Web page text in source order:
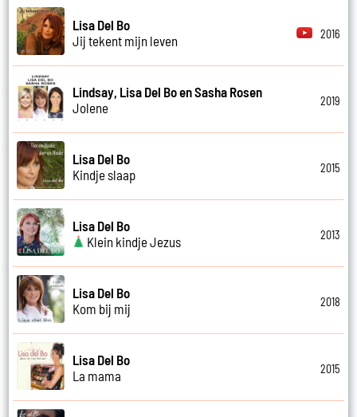
Lisa Del Bo
Jij tekent mijn leven
2016
Lindsay, Lisa Del Bo en Sasha Rosen
Jolene
2019
Lisa Del Bo
Kindje slaap
2015
Lisa Del Bo
Klein kindje Jezus
2013
Lisa Del Bo
Kom bij mij
2018
Lisa Del Bo
La mama
2015